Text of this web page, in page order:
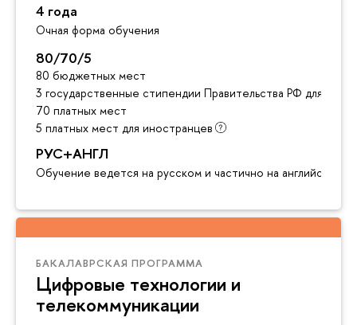
4 года
Очная форма обучения
80/70/5
80 бюджетных мест
3 государственные стипендии Правительства РФ для
70 платных мест
5 платных мест для иностранцев
РУС+АНГЛ
Обучение ведется на русском и частично на английском
БАКАЛАВРСКАЯ ПРОГРАММА
Цифровые технологии и
телекоммуникации